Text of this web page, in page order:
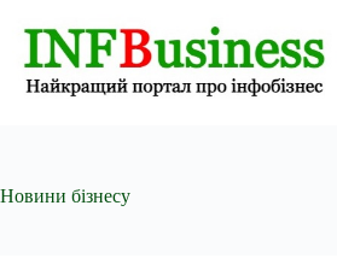
Новини бізнесу